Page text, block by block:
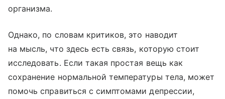
организма.
Однако, по словам критиков, это наводит
на мысль, что здесь есть связь, которую стоит
исследовать. Если такая простая вещь как
сохранение нормальной температуры тела, может
помочь справиться с симптомами депрессии,